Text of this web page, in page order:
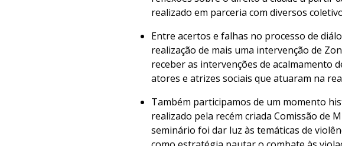
realizado em parceria com diversos
Entre acertos e falhas no processo de
realização de mais uma intervenção de
receber as intervenções de acalmamento
atores e atrizes sociais que atuaram na
Também participamos de um momento
realizado pela recém criada Comissão de
seminário foi dar luz às temáticas de